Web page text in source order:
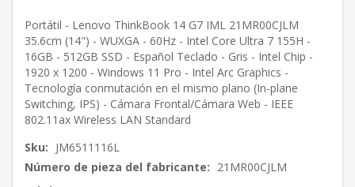
Portátil - Lenovo ThinkBook 14 G7 IML 21MR00CJLM
35.6cm (14") - WUXGA - 60Hz - Intel Core Ultra 7 155H -
16GB - 512GB SSD - Español Teclado - Gris - Intel Chip -
1920 x 1200 - Windows 11 Pro - Intel Arc Graphics -
Tecnología conmutación en el mismo plano (In-plane
Switching, IPS) - Cámara Frontal/Cámara Web - IEEE
802.11ax Wireless LAN Standard
Sku: JM6511116L
Número de pieza del fabricante: 21MR00CJLM